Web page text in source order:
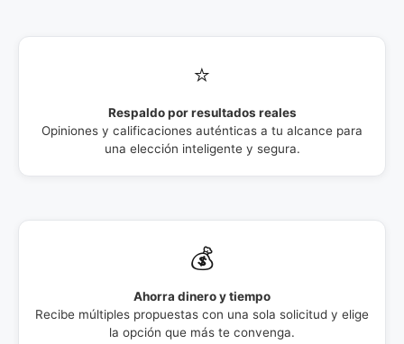
⭐
Respaldo por resultados reales
Opiniones y calificaciones auténticas a tu alcance para
una elección inteligente y segura.
💰
Ahorra dinero y tiempo
Recibe múltiples propuestas con una sola solicitud y elige
la opción que más te convenga.